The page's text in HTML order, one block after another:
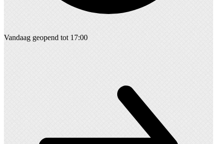
Vandaag geopend tot 17:00